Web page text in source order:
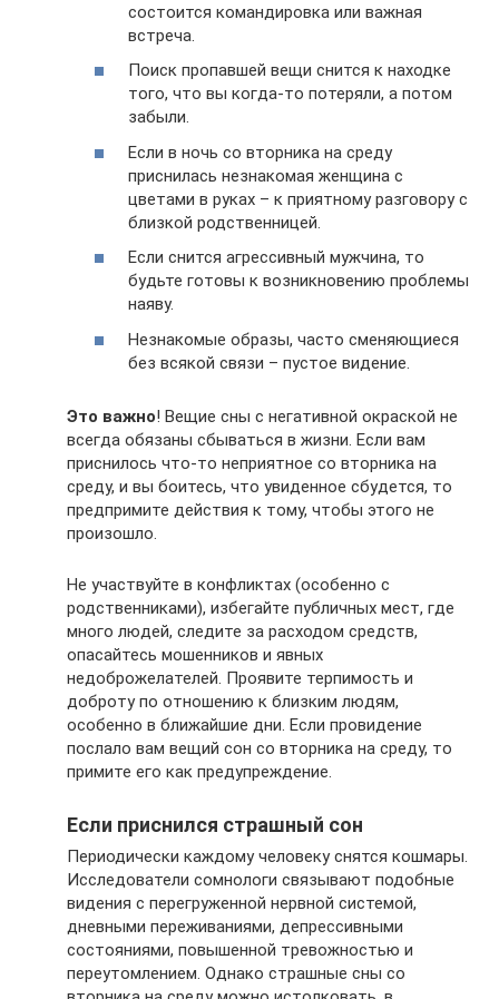
состоится командировка или важная
встреча.
Поиск пропавшей вещи снится к находке
того, что вы когда-то потеряли, а потом
забыли.
Если в ночь со вторника на среду
приснилась незнакомая женщина с
цветами в руках – к приятному разговору с
близкой родственницей.
Если снится агрессивный мужчина, то
будьте готовы к возникновению проблемы
наяву.
Незнакомые образы, часто сменяющиеся
без всякой связи – пустое видение.
Это важно! Вещие сны с негативной окраской не
всегда обязаны сбываться в жизни. Если вам
приснилось что-то неприятное со вторника на
среду, и вы боитесь, что увиденное сбудется, то
предпримите действия к тому, чтобы этого не
произошло.
Не участвуйте в конфликтах (особенно с
родственниками), избегайте публичных мест, где
много людей, следите за расходом средств,
опасайтесь мошенников и явных
недоброжелателей. Проявите терпимость и
доброту по отношению к близким людям,
особенно в ближайшие дни. Если провидение
послало вам вещий сон со вторника на среду, то
примите его как предупреждение.
Если приснился страшный сон
Периодически каждому человеку снятся кошмары.
Исследователи сомнологи связывают подобные
видения с перегруженной нервной системой,
дневными переживаниями, депрессивными
состояниями, повышенной тревожностью и
переутомлением. Однако страшные сны со